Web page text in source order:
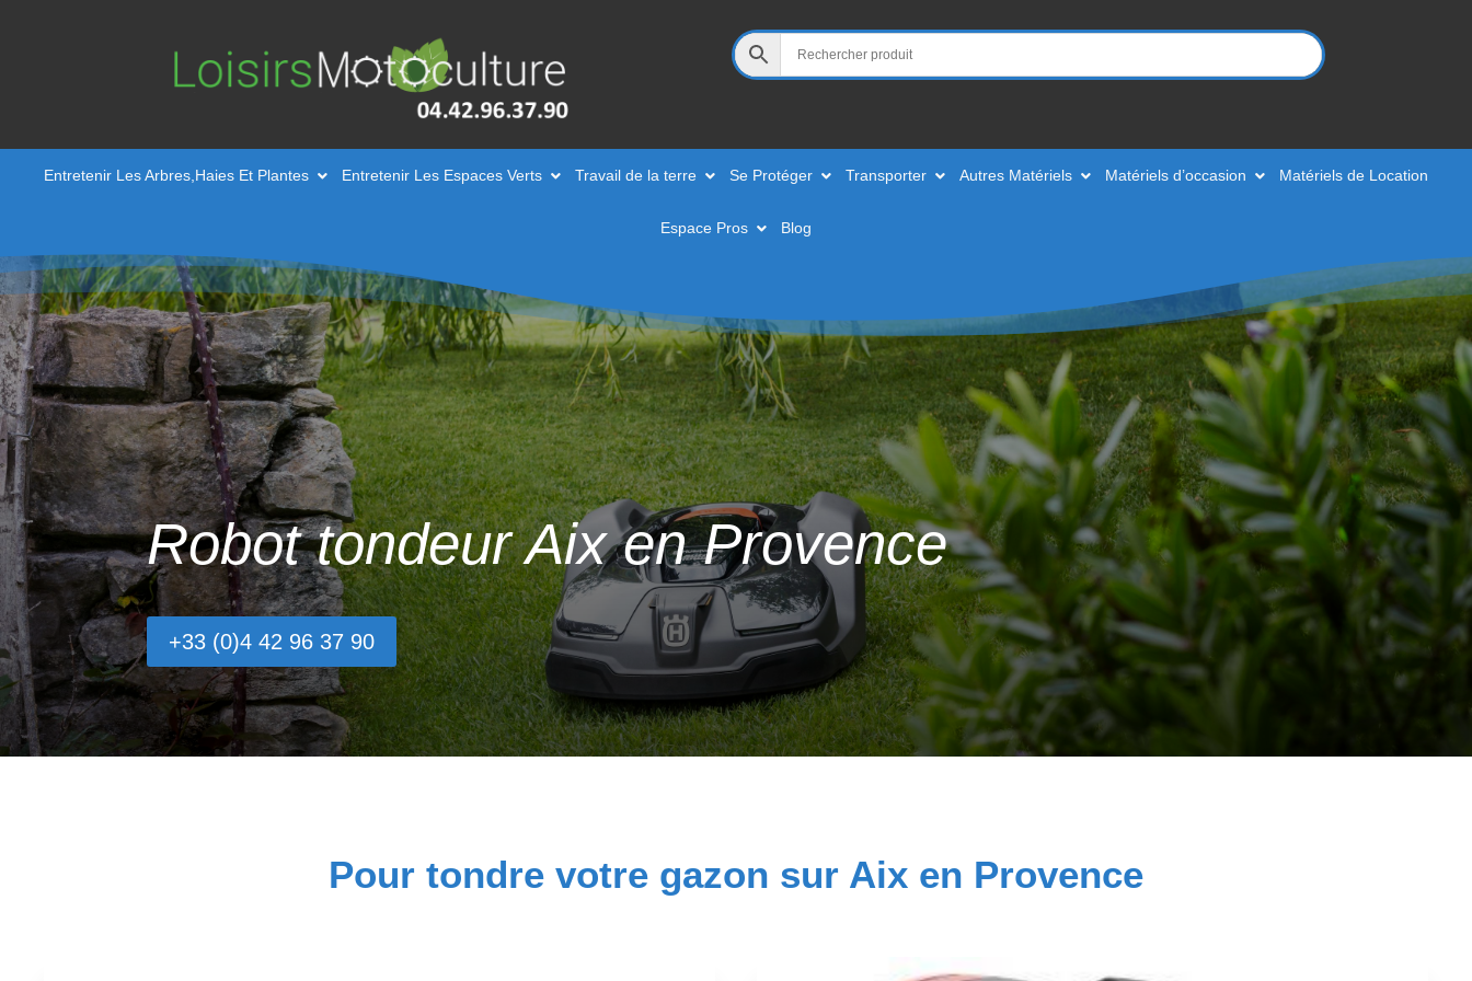
Entretenir Les Arbres,Haies Et Plantes Entretenir Les Espaces Verts Travail de la terre Se Protéger Transporter Autres Matériels Matériels d’occasion Matériels de Location
Espace Pros Blog
Robot tondeur Aix en Provence
+33 (0)4 42 96 37 90
Pour tondre votre gazon sur Aix en Provence